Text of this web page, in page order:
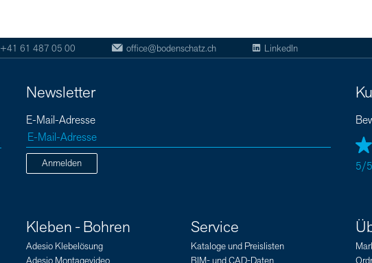
+41 61 487 05 00 office@bodenschatz.ch LinkedIn
Newsletter
E-Mail-Adresse
Anmelden 5/
Kleben - Bohren
Adesio Klebelösung
Service
Kataloge und Preislisten